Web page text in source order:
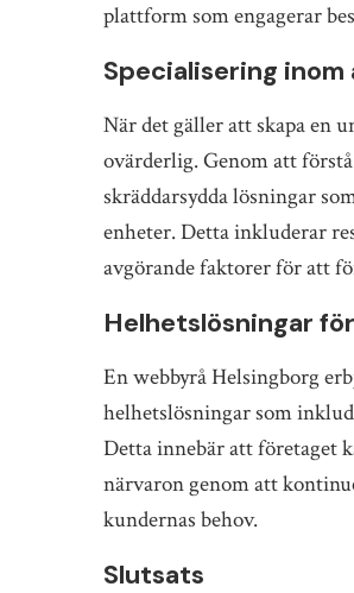
plattform som engagerar
Specialisering
När det gäller att skapa en
ovärderlig. Genom att
skräddarsydda lösningar
enheter. Detta inkluderar
avgörande faktorer för att
Helhetslösningar
En webbyrå Helsingborg
helhetslösningar som
Detta innebär att företaget
närvaron genom att
kundernas behov.
Slutsats